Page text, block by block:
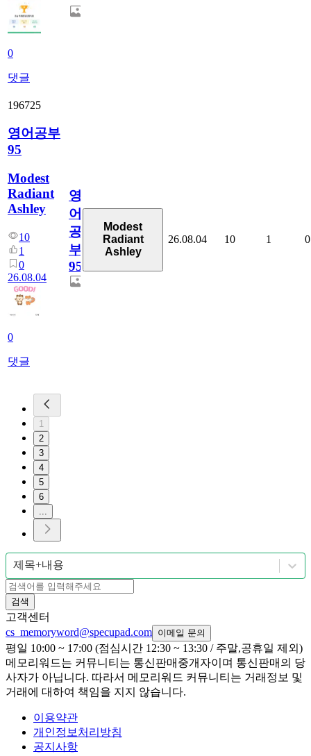
0
댓글
196725
영어공부
95
Modest
Radiant
Ashley
10
1
0
26.08.04
0
댓글
영
어
공
부
95
Modest
Radiant
Ashley
26.08.04 10 1 0
1
2
3
4
5
6
제목+내용
검색
고객센터
cs_memoryword@specupad.com 이메일 문의
평일 10:00 ~ 17:00 (점심시간 12:30 ~ 13:30 / 주말,공휴일 제외)
메모리워드는 커뮤니티는 통신판매중개자이며 통신판매의 당
사자가 아닙니다. 따라서 메모리워드 커뮤니티는 거래정보 및
거래에 대하여 책임을 지지 않습니다.
이용약관
개인정보처리방침
공지사항